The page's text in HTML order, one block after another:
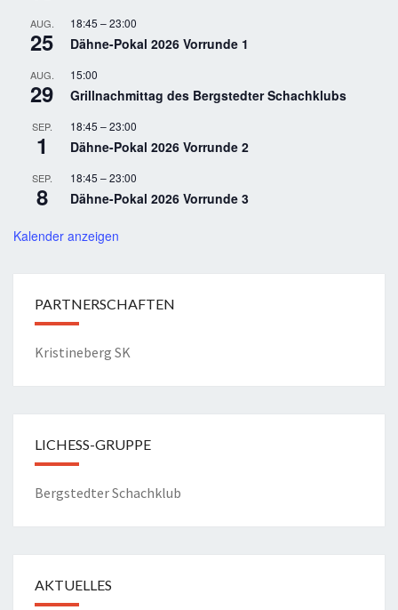
AUG.
25
18:45 –23:00
Dähne-Pokal 2026 Vorrunde 1
AUG.
29
15:00
Grillnachmittag des Bergstedter Schachklubs
SEP.
1
18:45 –23:00
Dähne-Pokal 2026 Vorrunde 2
SEP.
8
18:45 –23:00
Dähne-Pokal 2026 Vorrunde 3
Kalender anzeigen
PARTNERSCHAFTEN
Kristineberg SK
LICHESS-GRUPPE
Bergstedter Schachklub
AKTUELLES